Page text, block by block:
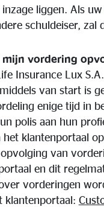
liggen. Als
schuldeiser, zal
mijn vordering
Insurance Lux
van start is
enige tijd in
polis aan hun
klantenportaal
van
en dit
vorderingen
klantenportaal: